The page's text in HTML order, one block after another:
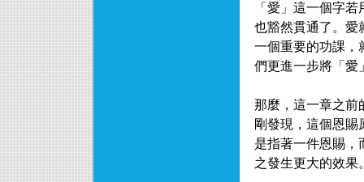
「愛」這一個字
也豁然貫通了。愛
一個重要的功課，
們更進一步將「愛
那麼，這一章之前
剛發現，這個恩
是指著一件恩賜，
之發生更大的效果